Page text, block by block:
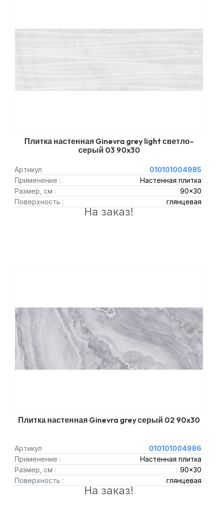
Плитка настенная Ginevra grey light светло-
серый 03 90x30
Артикул
010101004985
Применение :
Настенная плитка
Размер, см :
90x30
Поверхность :
глянцевая
На заказ!
Плитка настенная Ginevra grey серый 02 90x30
Артикул
010101004986
Применение :
Настенная плитка
Размер, см :
90x30
Поверхность :
глянцевая
На заказ!